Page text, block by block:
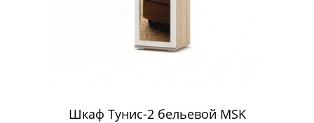
Шкаф Тунис-2 бельевой MSK